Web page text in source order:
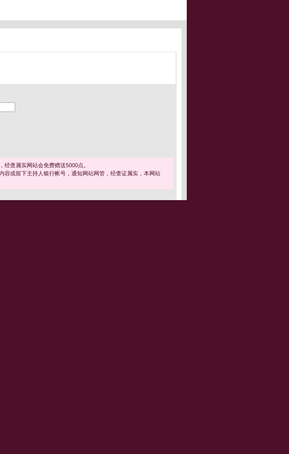
查属实网站会免费赠送5000点。
或留下主持人银行帐号，通知网站网管，经查证属实，本网站